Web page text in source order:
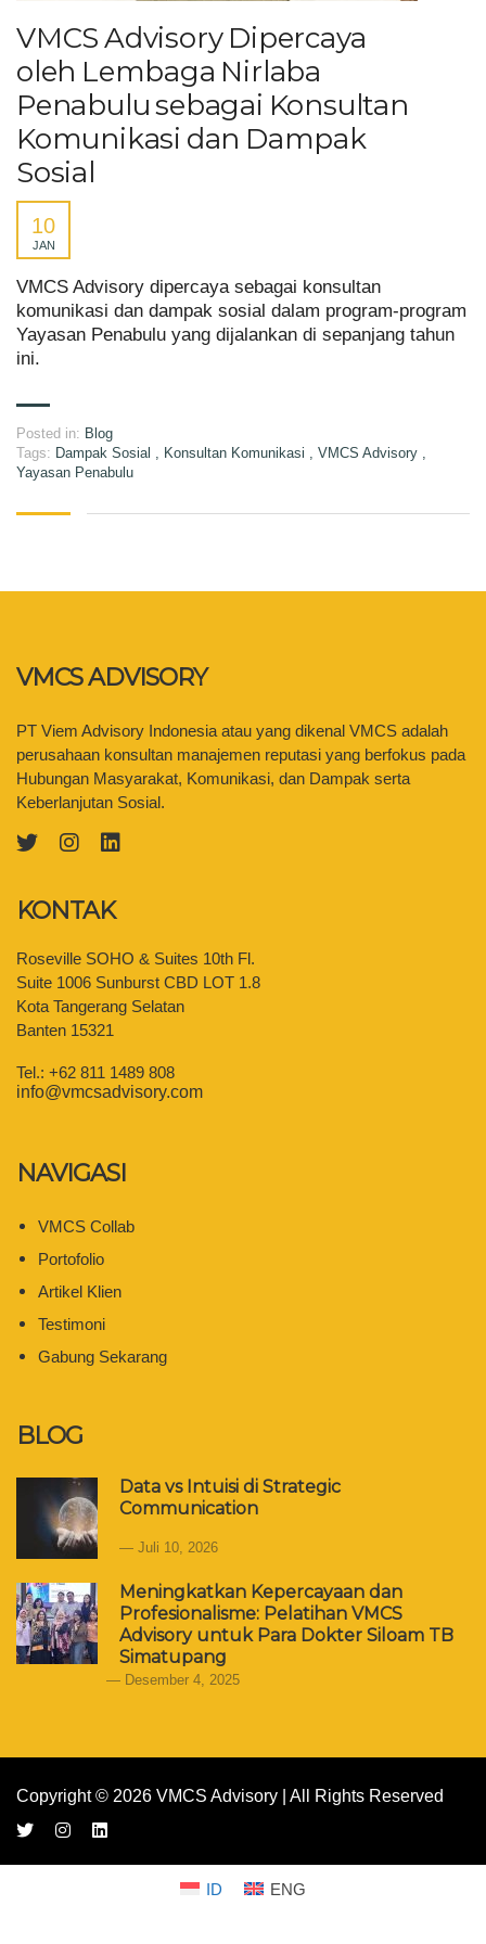
VMCS Advisory Dipercaya
oleh Lembaga Nirlaba
Penabulu sebagai Konsultan
Komunikasi dan Dampak
Sosial
10
JAN
VMCS Advisory dipercaya sebagai konsultan
komunikasi dan dampak sosial dalam program-program
Yayasan Penabulu yang dijalankan di sepanjang tahun
ini.
Posted in: Blog
Tags: Dampak Sosial , Konsultan Komunikasi , VMCS Advisory ,
Yayasan Penabulu
VMCS ADVISORY
PT Viem Advisory Indonesia atau yang dikenal VMCS adalah
perusahaan konsultan manajemen reputasi yang berfokus pada
Hubungan Masyarakat, Komunikasi, dan Dampak serta
Keberlanjutan Sosial.
KONTAK
Roseville SOHO & Suites 10th Fl.
Suite 1006 Sunburst CBD LOT 1.8
Kota Tangerang Selatan
Banten 15321
Tel.: +62 811 1489 808
info@vmcsadvisory.com
NAVIGASI
VMCS Collab
Portofolio
Artikel Klien
Testimoni
Gabung Sekarang
BLOG
Data vs Intuisi di Strategic
Communication
Juli 10, 2026
Meningkatkan Kepercayaan dan
Profesionalisme: Pelatihan VMCS
Advisory untuk Para Dokter Siloam TB
Simatupang
Desember 4, 2025
Copyright © 2026 VMCS Advisory | All Rights Reserved
ID ENG